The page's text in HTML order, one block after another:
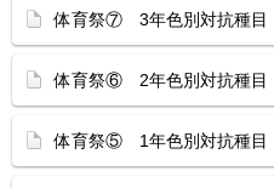
体育祭⑦ 3年色別対抗種目
体育祭⑥ 2年色別対抗種目
体育祭⑤ 1年色別対抗種目